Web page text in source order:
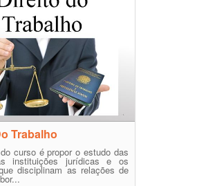
Trabalho
curso é propor o estudo das
instituições jurídicas e os
disciplinam as relações de